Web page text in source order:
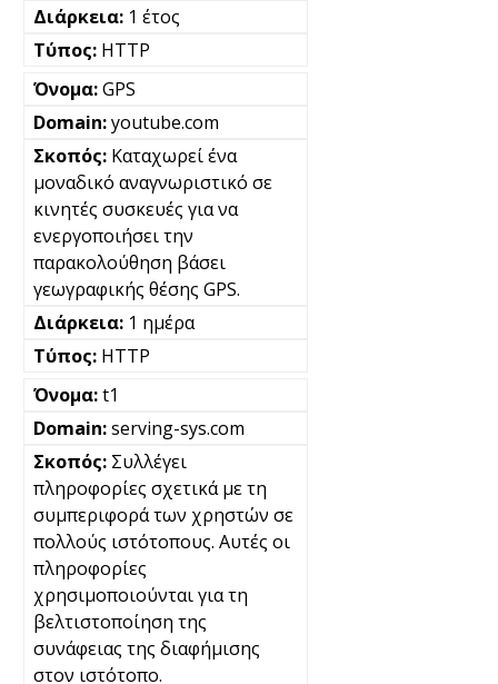
1 έτος
HTTP
GPS
youtube.com
Καταχωρεί ένα
μοναδικό αναγνωριστικό σε
κινητές συσκευές για να
ενεργοποιήσει την
παρακολούθηση βάσει
γεωγραφικής θέσης GPS.
1 ημέρα
HTTP
t1
serving-sys.com
Συλλέγει
πληροφορίες σχετικά με τη
συμπεριφορά των χρηστών σε
πολλούς ιστότοπους. Αυτές οι
πληροφορίες
χρησιμοποιούνται για τη
βελτιστοποίηση της
συνάφειας της διαφήμισης
στον ιστότοπο.